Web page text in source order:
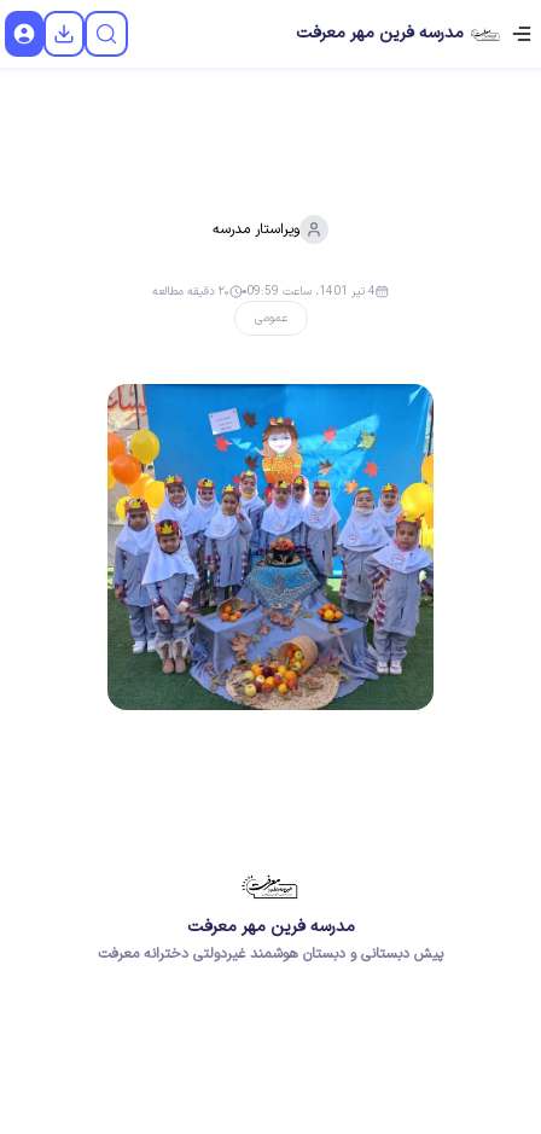
مدرسه فرین مهر معرفت
ویراستار مدرسه
عمومی
4 تیر 1401، ساعت 09:59 ۲۰ دقیقه مطالعه
مدرسه فرین مهر معرفت
پیش دبستانی و دبستان هوشمند غیردولتی دخترانه معرفت